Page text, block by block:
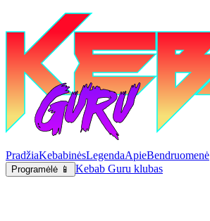
PradžiaKebabinėsLegendaApieBendruomenė
Programėlė 📱 Kebab Guru klubas